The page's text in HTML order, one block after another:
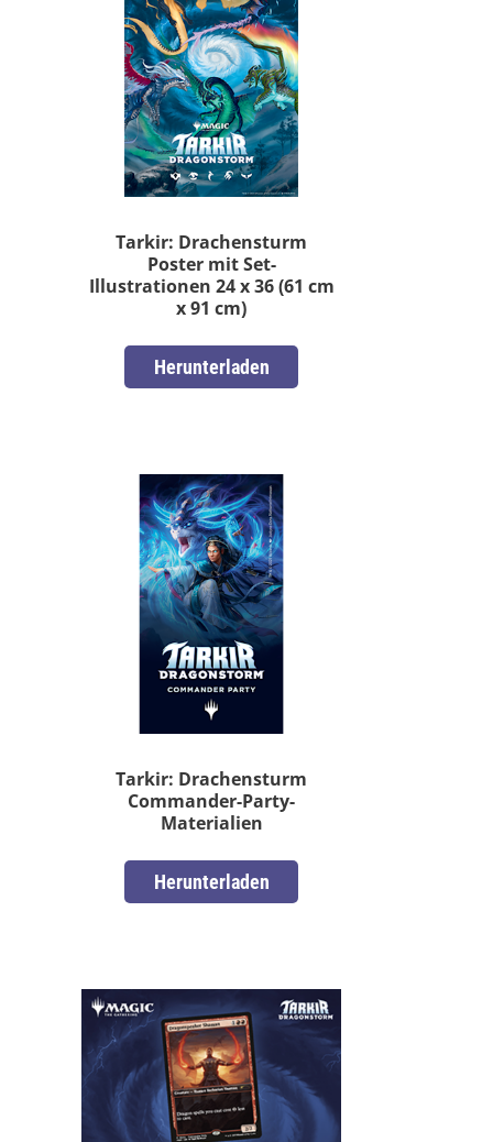
Tarkir: Drachensturm
Poster mit Set-
Illustrationen 24 x 36 (61 cm
x 91 cm)
Herunterladen
Tarkir: Drachensturm
Commander-Party-
Materialien
Herunterladen